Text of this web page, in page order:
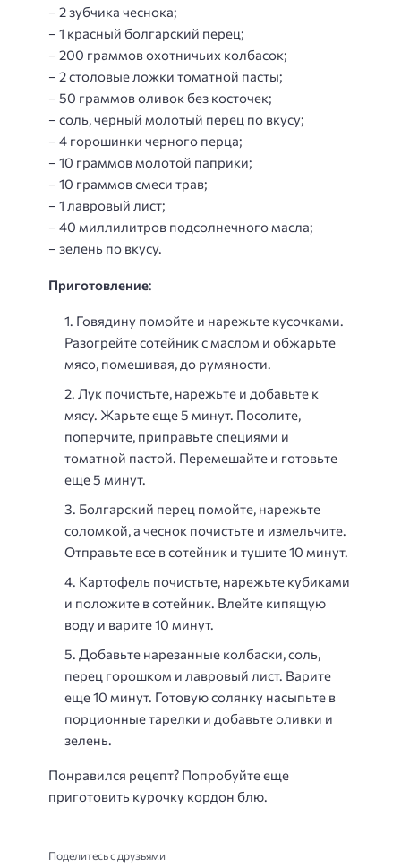
– 2 зубчика чеснока;
– 1 красный болгарский перец;
– 200 граммов охотничьих колбасок;
– 2 столовые ложки томатной пасты;
– 50 граммов оливок без косточек;
– соль, черный молотый перец по вкусу;
– 4 горошинки черного перца;
– 10 граммов молотой паприки;
– 10 граммов смеси трав;
– 1 лавровый лист;
– 40 миллилитров подсолнечного масла;
– зелень по вкусу.
Приготовление:
Говядину помойте и нарежьте кусочками.
Разогрейте сотейник с маслом и обжарьте
мясо, помешивая, до румяности.
Лук почистьте, нарежьте и добавьте к
мясу. Жарьте еще 5 минут. Посолите,
поперчите, приправьте специями и
томатной пастой. Перемешайте и готовьте
еще 5 минут.
Болгарский перец помойте, нарежьте
соломкой, а чеснок почистьте и измельчите.
Отправьте все в сотейник и тушите 10 минут.
Картофель почистьте, нарежьте кубиками
и положите в сотейник. Влейте кипящую
воду и варите 10 минут.
Добавьте нарезанные колбаски, соль,
перец горошком и лавровый лист. Варите
еще 10 минут. Готовую солянку насыпьте в
порционные тарелки и добавьте оливки и
зелень.
Понравился рецепт? Попробуйте еще
приготовить курочку кордон блю.
Поделитесь с друзьями